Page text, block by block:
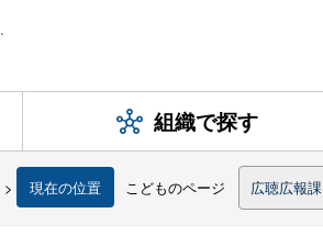
組織で探す
> 現在の位置 こどものページ 広聴広報課